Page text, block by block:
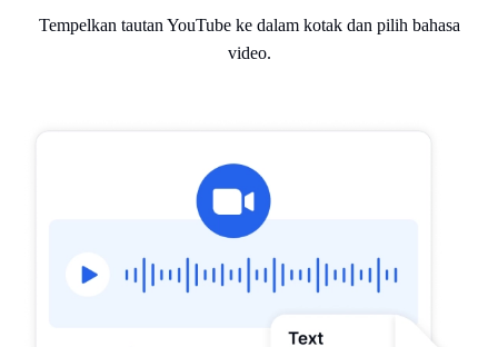
Tempelkan tautan YouTube ke dalam kotak dan pilih bahasa
video.